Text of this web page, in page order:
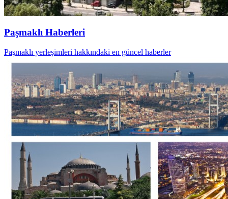
Paşmaklı Haberleri
Paşmaklı yerleşimleri hakkındaki en güncel haberler